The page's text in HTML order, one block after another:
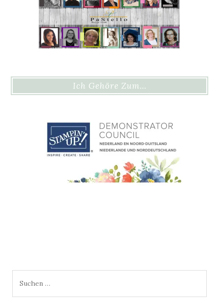
Ich Gehöre Zum…